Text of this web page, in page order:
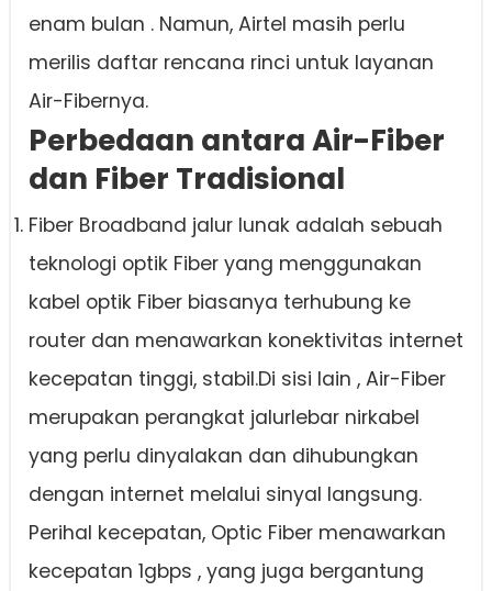
enam bulan . Namun, Airtel masih perlu
merilis daftar rencana rinci untuk layanan
Air-Fibernya.
Perbedaan antara Air-Fiber
dan Fiber Tradisional
Fiber Broadband jalur lunak adalah sebuah
teknologi optik Fiber yang menggunakan
kabel optik Fiber biasanya terhubung ke
router dan menawarkan konektivitas internet
kecepatan tinggi, stabil.Di sisi lain , Air-Fiber
merupakan perangkat jalurlebar nirkabel
yang perlu dinyalakan dan dihubungkan
dengan internet melalui sinyal langsung.
Perihal kecepatan, Optic Fiber menawarkan
kecepatan 1gbps , yang juga bergantung